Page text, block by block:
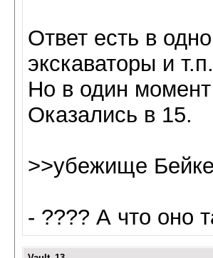
Ответ есть в
экскаваторы и т.п.
Но в один
Оказались в 15.
>>убежище
- ???? А что оно